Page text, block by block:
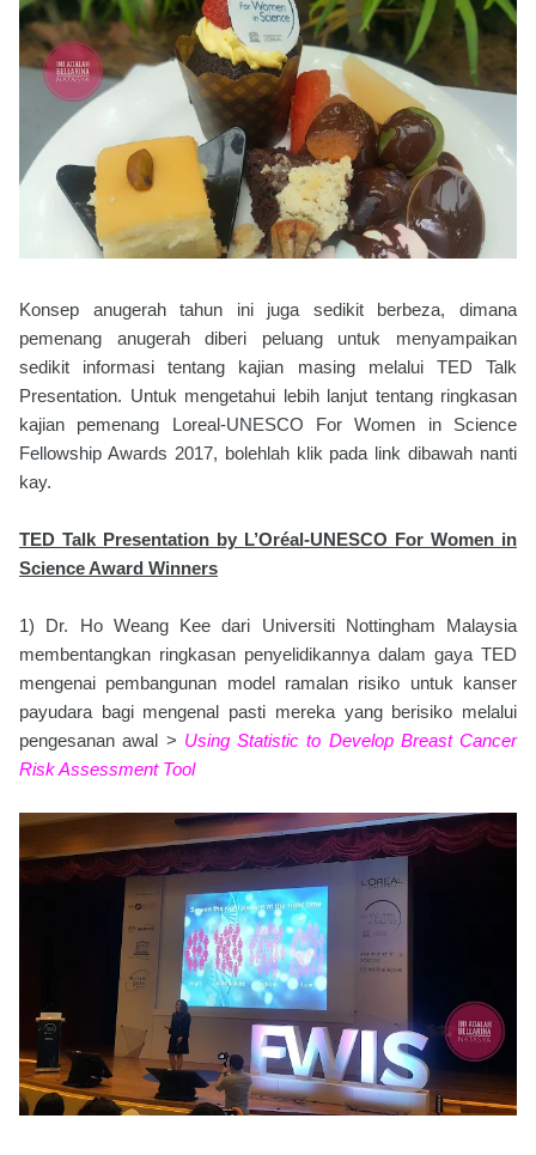
Konsep anugerah tahun ini juga sedikit berbeza, dimana
pemenang anugerah diberi peluang untuk menyampaikan
sedikit informasi tentang kajian masing melalui TED Talk
Presentation. Untuk mengetahui lebih lanjut tentang ringkasan
kajian pemenang Loreal-UNESCO For Women in Science
Fellowship Awards 2017, bolehlah klik pada link dibawah nanti
kay.
TED Talk Presentation by L’Oréal-UNESCO For Women in
Science Award Winners
1) Dr. Ho Weang Kee dari Universiti Nottingham Malaysia
membentangkan ringkasan penyelidikannya dalam gaya TED
mengenai pembangunan model ramalan risiko untuk kanser
payudara bagi mengenal pasti mereka yang berisiko melalui
pengesanan awal > Using Statistic to Develop Breast Cancer
Risk Assessment Tool